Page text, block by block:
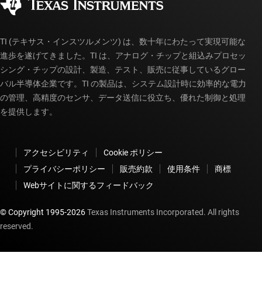
myTI アカウントの FAQ
TI (テキサス・インスツルメンツ) は、数十年にわたって実現可能な
進歩を遂げてきました。TI は、アナログ・チップと組込みプロセッ
シング・チップの設計、製造、テスト、販売に従事しているグロー
バル半導体企業です。TI の製品は、システム設計時に効率的な電力
の管理、高精度のセンサ、データ送信に役立ち、優れた制御と処理
を提供します。
アクセシビリティ
Cookie ポリシー
プライバシーポリシー
販売約款 使用条件
商標
Webサイトに関するフィードバック
© Copyright 1995-2026Texas Instruments Incorporated. All rights
reserved.